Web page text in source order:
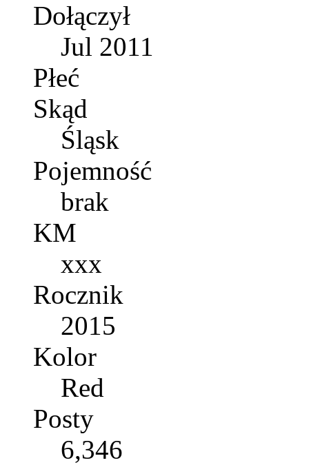
Dołączył
Jul 2011
Płeć
Skąd
Śląsk
Pojemność
brak
KM
xxx
Rocznik
2015
Kolor
Red
Posty
6,346